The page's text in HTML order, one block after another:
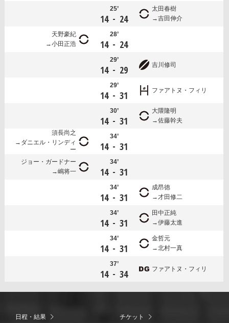
25’
14 - 24
太田春樹
吉田伸介
天野豪紀
小田正浩
28’
14 - 24
29’
14 - 29 吉川修司
29’
14 - 31 ファアトヌ・フィリ
30’
14 - 31
大隈隆明
佐藤幹夫
須長尚之
ダニエル・リンディ
ー
34’
14 - 31
ジョー・ガードナー
嶋将一
34’
14 - 31
34’
14 - 31
成昂徳
才田修二
34’
14 - 31
田中正純
伊藤太進
34’
14 - 31
金哲元
北村一真
37’
14 - 34 ファアトヌ・フィリ
日程・結果 チケット